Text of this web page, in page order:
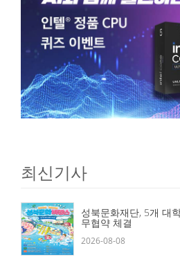
최신기사
성북문화재단, 5개 대
무협약 체결
2026-08-08